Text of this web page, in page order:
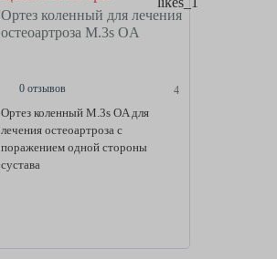
Ортез коленный для лечения
остеоартроза M.3s OA
0 отзывов 4
Ортез коленный M.3s OA для
лечения остеоартроза с
поражением одной стороны
сустава